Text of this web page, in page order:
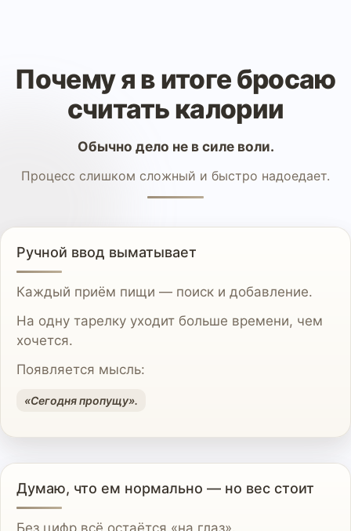
Почему я в итоге бросаю
считать калории
Обычно дело не в силе воли.
Процесс слишком сложный и быстро надоедает.
Ручной ввод выматывает
Каждый приём пищи — поиск и добавление.
На одну тарелку уходит больше времени, чем
хочется.
Появляется мысль:
«Сегодня пропущу».
Думаю, что ем нормально — но вес стоит
Без цифр всё остаётся «на глаз».